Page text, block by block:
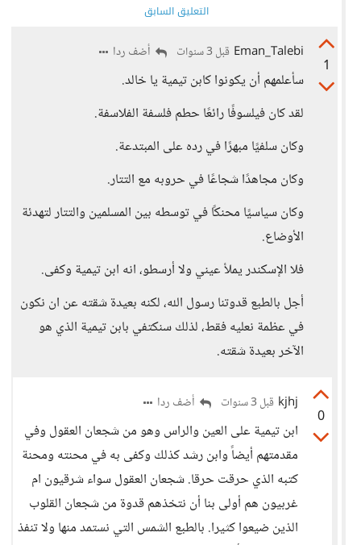
التعليق السابق
1
Eman_Talebi قبل 3 سنوات أضف ردا
سأعلمهم أن يكونوا كابن تيمية يا خالد.
لقد كان فيلسوفًا رائعًا حطم فلسفة الفلاسفة.
وكان سلفيًا مبهرًا في رده على المبتدعة.
وكان مجاهدًا شجاعًا في حروبه مع التتار.
وكان سياسيًا محنكًا في توسطه بين المسلمين والتتار لتهدئة
الأوضاع.
فلا الإسكندر يملأ عيني ولا أرسطو، انه ابن تيمية وكفى.
أجل بالطبع قدوتنا رسول الله، لكنه بعيدة شقته عن ان نكون
في عظمة نعليه فقط، لذلك سنكتفي بابن تيمية الذي هو
الآخر بعيدة شقته.
0
kjhj قبل 3 سنوات أضف ردا
ابن تيمية على العين والراس وهو من شجعان العقول وفي
مقدمتهم أيضاً وابن رشد كذلك وكفى به في محنته ومحنة
كتبه الذي حرقت حرقا. شجعان العقول سواء شرقيون ام
غربيون هم أولى بنا أن نتخذهم قدوة من شجعان القلوب
الذين ضيعوا كثيرا. بالطبع الشمس التي نستمد منها ولا تنفذ